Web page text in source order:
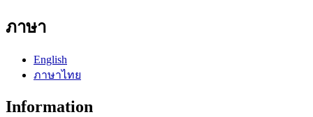
ภาษา
English
ภาษาไทย
Information